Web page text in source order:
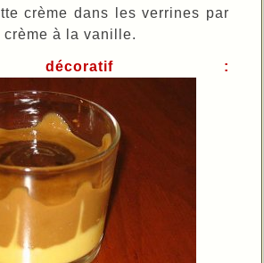
crème dans les verrines par
crème à la vanille.
décoratif :